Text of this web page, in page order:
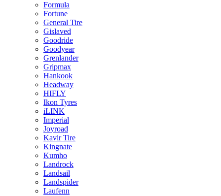
Formula
Fortune
General Tire
Gislaved
Goodride
Goodyear
Grenlander
Gripmax
Hankook
Headway
HIFLY
Ikon Tyres
iLINK
Imperial
Joyroad
Kavir Tire
Kingnate
Kumho
Landrock
Landsail
Landspider
Laufenn